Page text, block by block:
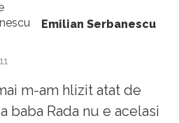
Emilian Serbanescu
m-am hlizit atat de
baba Rada nu e acelasi